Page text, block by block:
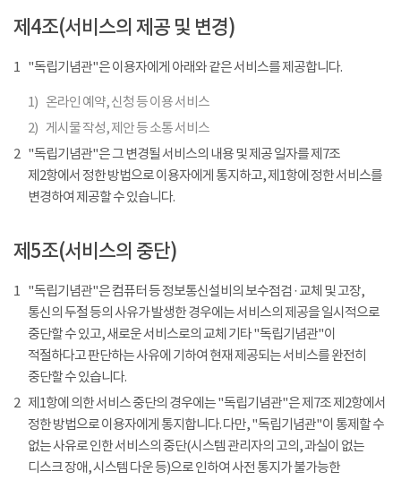
제4조(서비스의 제공 및 변경)
1 "독립기념관"은 이용자에게 아래와 같은 서비스를 제공합니다.
1) 온라인 예약, 신청 등 이용 서비스
2) 게시물 작성, 제안 등 소통 서비스
2 "독립기념관"은 그 변경될 서비스의 내용 및 제공 일자를 제7조
제2항에서 정한 방법으로 이용자에게 통지하고, 제1항에 정한 서비스를
변경하여 제공할 수 있습니다.
제5조(서비스의 중단)
1 "독립기념관"은 컴퓨터 등 정보통신설비의 보수점검 · 교체 및 고장,
통신의 두절 등의 사유가 발생한 경우에는 서비스의 제공을 일시적으로
중단할 수 있고, 새로운 서비스로의 교체 기타 "독립기념관"이
적절하다고 판단하는 사유에 기하여 현재 제공되는 서비스를 완전히
중단할 수 있습니다.
2 제1항에 의한 서비스 중단의 경우에는 "독립기념관"은 제7조 제2항에서
정한 방법으로 이용자에게 통지합니다. 다만, "독립기념관"이 통제할 수
없는 사유로 인한 서비스의 중단(시스템 관리자의 고의, 과실이 없는
디스크 장애, 시스템 다운 등)으로 인하여 사전 통지가 불가능한